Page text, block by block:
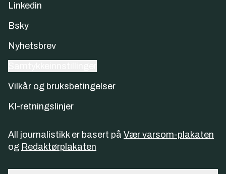
Linkedin
Bsky
Nyhetsbrev
Vilkår og bruksbetingelser
KI-retningslinjer
All journalistikk er basert på Vær varsom-plakaten
og Redaktørplakaten